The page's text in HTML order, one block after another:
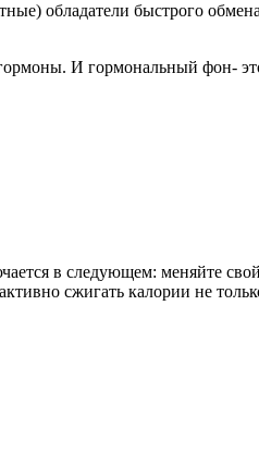
обладатели быстрого
И гормональный фон-
в следующем: меняйте
сжигать калории не